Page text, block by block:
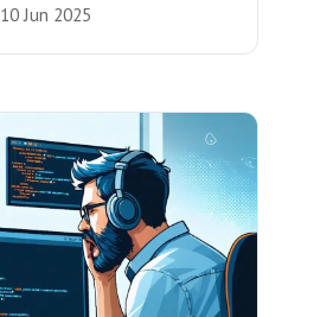
10 Jun 2025